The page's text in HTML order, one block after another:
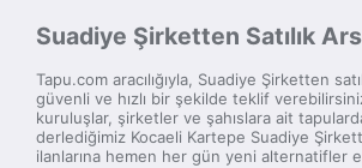
Suadiye Şirketten Satılık
Tapu.com aracılığıyla, Suadiye Şirketten
güvenli ve hızlı bir şekilde teklif
kuruluşlar, şirketler ve şahıslara ait
derlediğimiz Kocaeli Kartepe Suadiye
ilanlarına hemen her gün yeni alternatifler